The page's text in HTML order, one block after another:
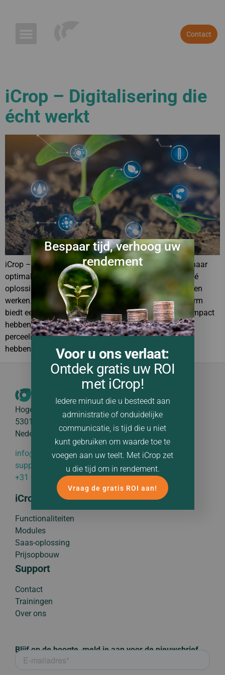
Contact
iCrop – Digitalisering die
écht werkt
iCrop – Digitalisering die écht werkt Van inefficiëntie naar
optimalisatie: de kracht van iCrop Automatisering is dé
oplossing voor agrarische bedrijven die efficiënter willen
werken. Maar wat maakt iCrop zo krachtig? Dit platform
biedt een combinatie van functionaliteiten die direct impact
hebben op tijd, kosten en productiviteit. Realtime
perceelinzichten en slimmere taakplanning Met iCrop
hebben […]
Hogeweg 105
5301 LL Zaltbommel
Nederland
info@appsforagri.com
support@appsforagri.com
+31 (0) 85 773 1447
iCrop
Functionaliteiten
Modules
Saas-oplossing
Prijsopbouw
Support
Contact
Trainingen
Over ons
Blijf op de hoogte, meld je aan voor de nieuwsbrief
Bespaar tijd, verhoog uw
rendement
Voor u ons verlaat:
Ontdek gratis uw ROI
met iCrop!
Iedere minuut die u besteedt aan
administratie of onduidelijke
communicatie, is tijd die u niet
kunt gebruiken om waarde toe te
voegen aan uw teelt. Met iCrop zet
u die tijd om in rendement.
Vraag de gratis ROI aan!